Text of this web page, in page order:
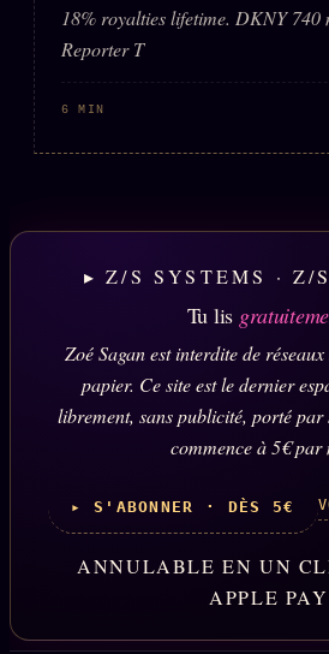
18% royalties lifetime. DKNY 740
Reporter T
6 MIN
▸ Z/S SYSTEMS · Z/
Tu lis
Zoé Sagan est interdite de
papier. Ce site est le dernier
librement, sans publicité, porté par
commence à 5€ par
▸ S'ABONNER · DÈS 5€
ANNULABLE EN UN
APPLE PAY